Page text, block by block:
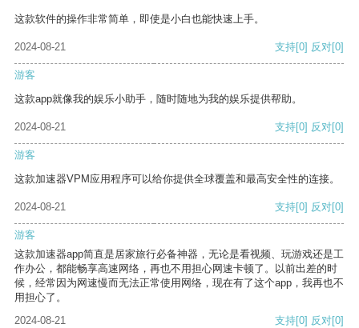
这款软件的操作非常简单，即使是小白也能快速上手。
2024-08-21 支持[0] 反对[0]
游客
这款app就像我的娱乐小助手，随时随地为我的娱乐提供帮助。
2024-08-21 支持[0] 反对[0]
游客
这款加速器VPM应用程序可以给你提供全球覆盖和最高安全性的连接。
2024-08-21 支持[0] 反对[0]
游客
这款加速器app简直是居家旅行必备神器，无论是看视频、玩游戏还是工
作办公，都能畅享高速网络，再也不用担心网速卡顿了。以前出差的时
候，经常因为网速慢而无法正常使用网络，现在有了这个app，我再也不
用担心了。
2024-08-21
支持[0] 反对[0]